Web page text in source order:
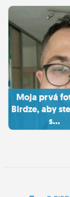
Moja prvá
Birdze, aby
s...